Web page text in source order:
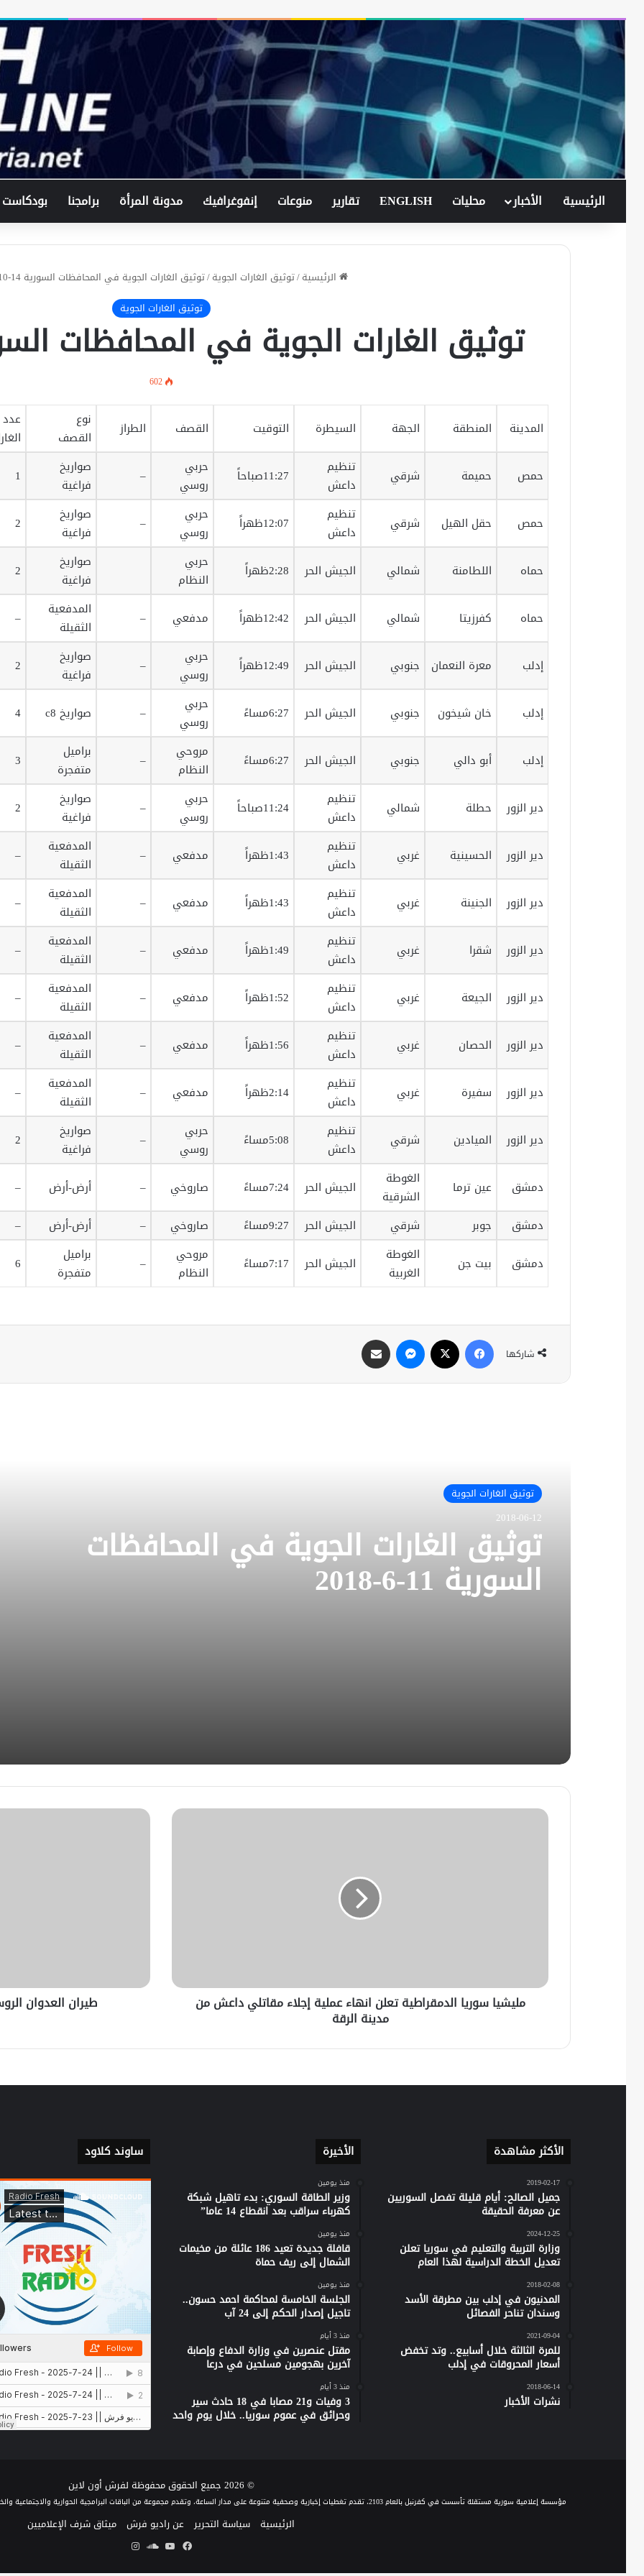
الرئيسية الأخبار محليات ENGLISH تقارير منوعات إنفوغرافيك مدونة المرأة برامجنا بودكاست
الرئيسية/توثيق الغارات الجوية/توثيق الغارات الجوية في المحافظات السورية 14-10-2017
توثيق الغارات الجوية
توثيق الغارات الجوية في المحافظات السورية 14-
602
المدينة المنطقة الجهة السيطرة التوقيت القصف الطراز
نوع
القصف
عدد
حمص
حميمة شرقي
تنظيم
داعش
11:27صباحاً
حربي
روسي
–
صواريخ
فراغية
1
حمص حقل الهيل شرقي
تنظيم
داعش
12:07ظهراً
حربي
روسي
–
صواريخ
فراغية
2
حماه اللطامنة شمالي الجيش الحر 2:28ظهراً
حربي
النظام
صواريخ
فراغية
2
حماه كفرزيتا شمالي الجيش الحر 12:42ظهراً مدفعي –
المدفعية
الثقيلة
–
إدلب معرة النعمان جنوبي الجيش الحر 12:49ظهراً
حربي
روسي
–
صواريخ
فراغية
2
إدلب خان شيخون جنوبي الجيش الحر 6:27مساءً
حربي
روسي
– صواريخ c8 4
إدلب أبو دالي جنوبي الجيش الحر 6:27مساءً
مروحي
النظام
–
براميل
متفجرة
3
دير الزور حطلة شمالي
تنظيم
داعش
11:24صباحاً
حربي
روسي
–
صواريخ
فراغية
2
دير الزور الحسينية غربي
تنظيم
داعش
1:43ظهراً مدفعي –
المدفعية
الثقيلة
–
دير الزور الجنينة غربي
تنظيم
داعش
1:43ظهراً مدفعي –
المدفعية
الثقيلة
–
دير الزور شقرا غربي
تنظيم
داعش
1:49ظهراً مدفعي –
المدفعية
الثقيلة
–
دير الزور الجيعة غربي
تنظيم
داعش
1:52ظهراً مدفعي –
المدفعية
الثقيلة
–
دير الزور الحصان غربي
تنظيم
داعش
1:56ظهراً مدفعي –
المدفعية
الثقيلة
–
دير الزور سفيرة غربي
تنظيم
داعش
2:14ظهراً مدفعي –
المدفعية
الثقيلة
–
دير الزور الميادين شرقي
تنظيم
داعش
5:08مساءً
حربي
روسي
–
صواريخ
فراغية
2
دمشق عين ترما
الغوطة
الشرقية
الجيش الحر 7:24مساءً صاروخي – أرض-أرض –
دمشق
جوبر شرقي الجيش الحر 9:27مساءً صاروخي – أرض-أرض –
دمشق
بيت جن
الغوطة
الغربية
الجيش الحر 7:17مساءً
مروحي
النظام
–
براميل
متفجرة
6
شاركها
فيسبوك ماسنجر
توثيق الغارات الجوية
2018-06-12
توثيق الغارات الجوية في المحافظات
السورية 11-6-2018
مليشيا سوريا الدمقراطية تعلن انهاء عملية إجلاء مقاتلي داعش من
مدينة الرقة
طيران العدوان
الأكثر مشاهدة
2019-02-17
جميل الصالح: أيام قليلة تفصل السوريين
عن معرفة الحقيقة
2024-12-25
وزارة التربية والتعليم في سوريا تعلن
تعديل الخطة الدراسية لهذا العام
2018-02-08
المدنيون في إدلب بين مطرقة الأسد
وسندان تناحر الفصائل
2021-09-04
للمرة الثالثة خلال أسابيع.. وتد تخفض
أسعار المحروقات في إدلب
2018-06-14
نشرات الأخبار
الأخيرة
منذ يومين
وزير الطاقة السوري: بدء تاهيل شبكة
كهرباء سراقب بعد انقطاع 14 عاما”
منذ يومين
قافلة جديدة تعيد 186 عائلة من مخيمات
الشمال إلى ريف حماة
منذ يومين
الجلسة الخامسة لمحاكمة احمد حسون..
تاجيل إصدار الحكم إلى 24 آب
منذ 3 أيام
مقتل عنصرين في وزارة الدفاع وإصابة
آخرين بهجومين مسلحين في درعا
منذ 3 أيام
3 وفيات و21 مصابا في 18 حادث سير
وحرائق في عموم سوريا.. خلال يوم واحد
ساوند كلاود
© 2026 جميع الحقوق محفوظة لفرش أون لاين
مؤسسة إعلامية سورية مستقلة تأسست في كفرنبل بالعام 2103، تقدم تغطيات إخبارية وصحفية متنوعة على مدار الساعة، وتقدم مجموعة من الباقات البرامجية الحوارية والاجتماعية والخدمية، عبر موجة الـ FM والبث المباشر، ومنصاتها المختلفة على السوشيال ميديا.
الرئيسية سياسة التحرير عن راديو فرش ميثاق شرف الإعلاميين
فيسبوك
يوتيوب
ساوندانستقرام